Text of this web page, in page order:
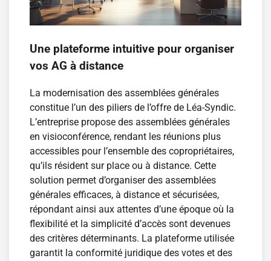
Une plateforme intuitive pour organiser
vos AG à distance
La modernisation des assemblées générales
constitue l’un des piliers de l’offre de Léa-Syndic.
L’entreprise propose des assemblées générales
en visioconférence, rendant les réunions plus
accessibles pour l’ensemble des copropriétaires,
qu’ils résident sur place ou à distance. Cette
solution permet d’organiser des assemblées
générales efficaces, à distance et sécurisées,
répondant ainsi aux attentes d’une époque où la
flexibilité et la simplicité d’accès sont devenues
des critères déterminants. La plateforme utilisée
garantit la conformité juridique des votes et des